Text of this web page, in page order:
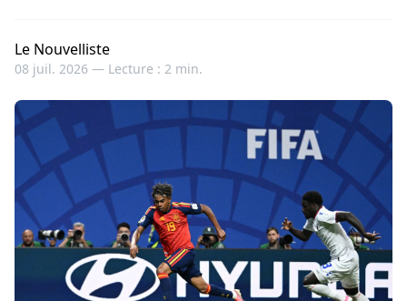
Le Nouvelliste
08 juil. 2026 — Lecture : 2 min.